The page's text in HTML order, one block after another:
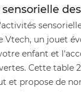
Vtech, un jouet
enfant et
Cette table
et propose de